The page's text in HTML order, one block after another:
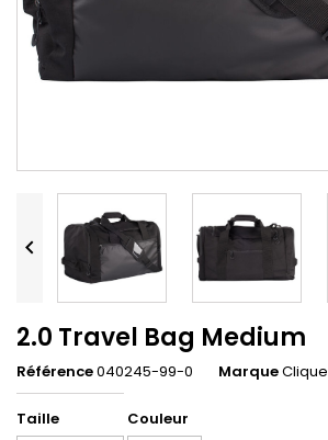

2.0 Travel Bag Medium
Référence040245-99-0 MarqueClique
Taille Couleur